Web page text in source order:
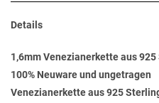
Details
1,6mm Venezianerkette aus
100% Neuware und ungetragen
Venezianerkette aus 925